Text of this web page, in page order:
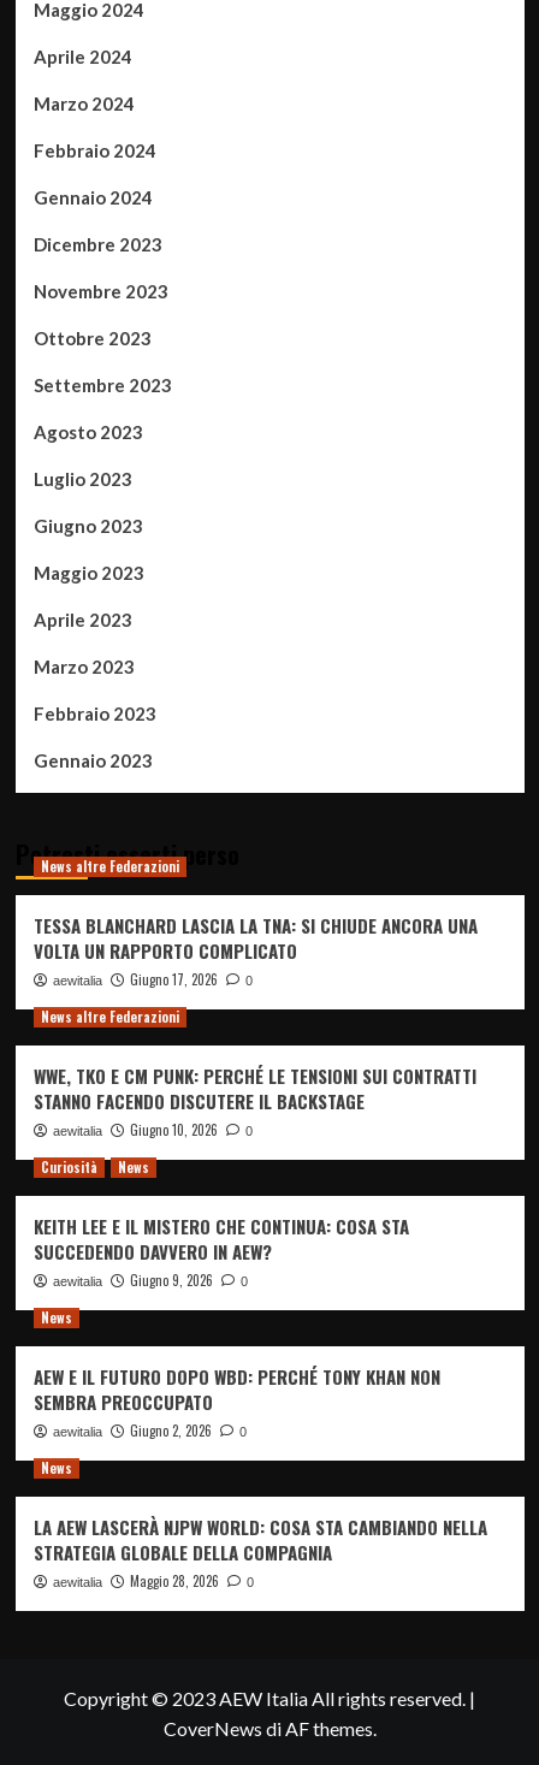
Maggio 2024
Aprile 2024
Marzo 2024
Febbraio 2024
Gennaio 2024
Dicembre 2023
Novembre 2023
Ottobre 2023
Settembre 2023
Agosto 2023
Luglio 2023
Giugno 2023
Maggio 2023
Aprile 2023
Marzo 2023
Febbraio 2023
Gennaio 2023
Potresti esserti perso
News altre Federazioni
TESSA BLANCHARD LASCIA LA TNA: SI CHIUDE ANCORA UNA
VOLTA UN RAPPORTO COMPLICATO
aewitalia Giugno 17, 2026 0
News altre Federazioni
WWE, TKO E CM PUNK: PERCHÉ LE TENSIONI SUI CONTRATTI
STANNO FACENDO DISCUTERE IL BACKSTAGE
aewitalia Giugno 10, 2026 0
Curiosità News
KEITH LEE E IL MISTERO CHE CONTINUA: COSA STA
SUCCEDENDO DAVVERO IN AEW?
aewitalia Giugno 9, 2026 0
News
AEW E IL FUTURO DOPO WBD: PERCHÉ TONY KHAN NON
SEMBRA PREOCCUPATO
aewitalia Giugno 2, 2026 0
News
LA AEW LASCERÀ NJPW WORLD: COSA STA CAMBIANDO NELLA
STRATEGIA GLOBALE DELLA COMPAGNIA
aewitalia Maggio 28, 2026 0
Copyright © 2023 AEW Italia All rights reserved. |
CoverNews di AF themes.